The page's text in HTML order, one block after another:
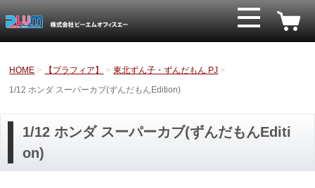
HOME 【プラフィア】
東北ずん子・ずんだもん PJ
1/12 ホンダ スーパーカブ(ずんだもんEdition)
1/12 ホンダ スーパーカブ(ずんだもんEditi
on)